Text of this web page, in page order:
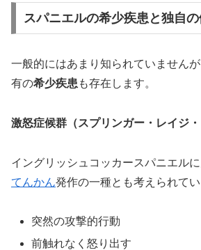
スパニエルの希少疾患と独自
一般的にはあまり知られていません
有の希少疾患 も存在します。
激怒症候群（スプリンガー・レイジ・
イングリッシュコッカースパニエルに
てんかん発作の一種とも考えられてい
突然の攻撃的行動
前触れなく怒り出す